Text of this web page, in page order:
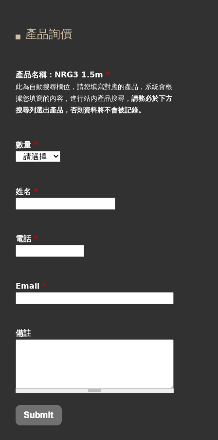
視聽室預約
線上商城
引
標
產品詢價
產品名稱：NRG3 1.5m*
此為自動搜尋欄位，請您填寫對應的產品，系統會根
據您填寫的內容，進行站內產品搜尋，請務必於下方
搜尋列選出產品 ，否則資料將不會被記錄。
數量*
姓名*
電話*
Email*
備註